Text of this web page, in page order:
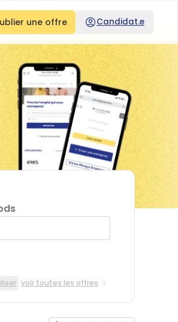
une offre Candidat.e
voir toutes les offres